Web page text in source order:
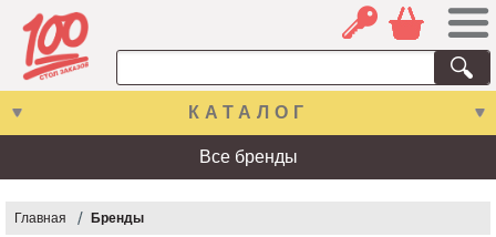
КАТАЛОГ
Все бренды
Главная Бренды